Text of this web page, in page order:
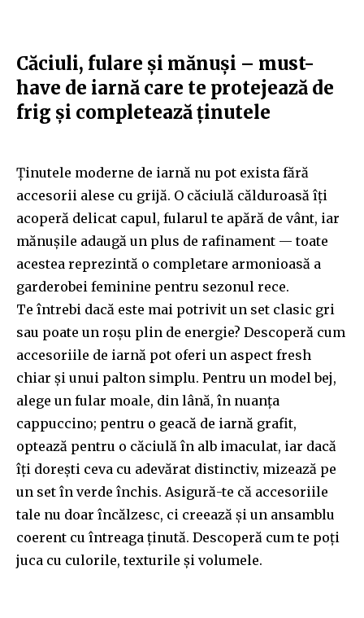
Căciuli, fulare și mănuși – must-
have de iarnă care te protejează de
frig și completează ținutele
Ținutele moderne de iarnă nu pot exista fără
accesorii alese cu grijă. O căciulă călduroasă îți
acoperă delicat capul, fularul te apără de vânt, iar
mănușile adaugă un plus de rafinament — toate
acestea reprezintă o completare armonioasă a
garderobei feminine pentru sezonul rece.
Te întrebi dacă este mai potrivit un set clasic gri
sau poate un roșu plin de energie? Descoperă cum
accesoriile de iarnă pot oferi un aspect fresh
chiar și unui palton simplu. Pentru un model bej,
alege un fular moale, din lână, în nuanța
cappuccino; pentru o geacă de iarnă grafit,
optează pentru o căciulă în alb imaculat, iar dacă
îți dorești ceva cu adevărat distinctiv, mizează pe
un set în verde închis. Asigură-te că accesoriile
tale nu doar încălzesc, ci creează și un ansamblu
coerent cu întreaga ținută. Descoperă cum te poți
juca cu culorile, texturile și volumele.